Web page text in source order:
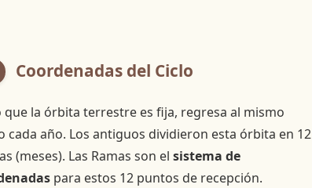
Coordenadas del Ciclo
que la órbita terrestre es fija, regresa al mismo
cada año. Los antiguos dividieron esta órbita en 12
(meses). Las Ramas son el sistema de
para estos 12 puntos de recepción.